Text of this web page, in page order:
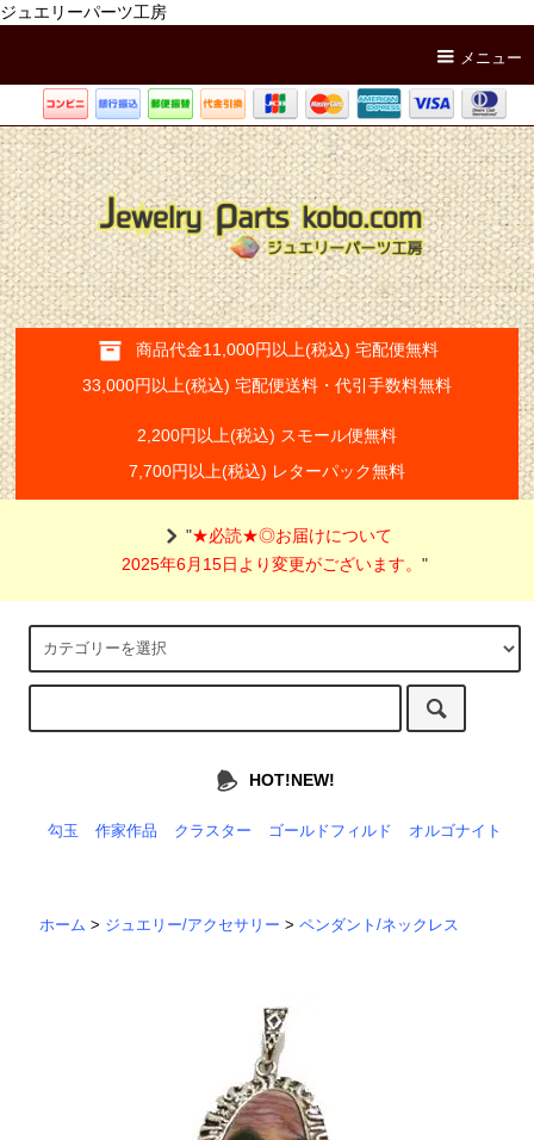
ジュエリーパーツ工房
メニュー
商品代金11,000円以上(税込) 宅配便無料
33,000円以上(税込) 宅配便送料・代引手数料無料
2,200円以上(税込) スモール便無料
7,700円以上(税込) レターパック無料
"★必読★◎お届けについて
2025年6月15日より変更がございます。"
HOT!NEW!
勾玉 作家作品 クラスター ゴールドフィルド オルゴナイト
ホーム > ジュエリー/アクセサリー >ペンダント/ネックレス